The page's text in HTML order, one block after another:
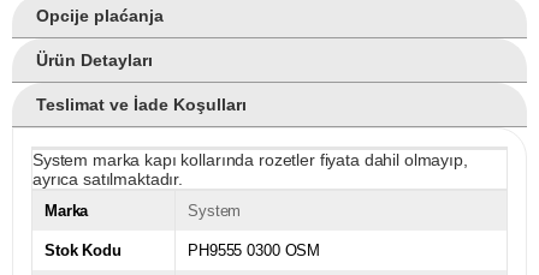
Opcije plaćanja
Ürün Detayları
Teslimat ve İade Koşulları
System marka kapı kollarında rozetler fiyata dahil olmayıp,
ayrıca satılmaktadır.
Marka System
Stok Kodu PH9555 0300 OSM